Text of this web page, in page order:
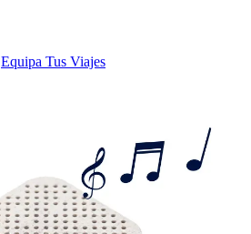
Equipa Tus Viajes